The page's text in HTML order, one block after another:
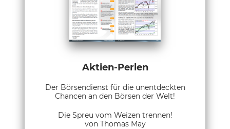
Aktien-Perlen
Der Börsendienst für die unentdeckten
Chancen an den Börsen der Welt!
Die Spreu vom Weizen trennen!
von Thomas May